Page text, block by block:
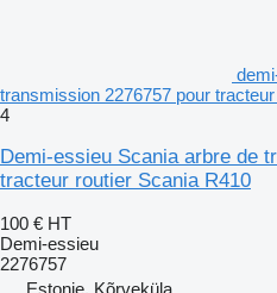
transmission 2276757 pour
4
Demi-essieu Scania arbre de
tracteur routier Scania R410
100 € HT
Demi-essieu
2276757
Estonie, Kõrveküla